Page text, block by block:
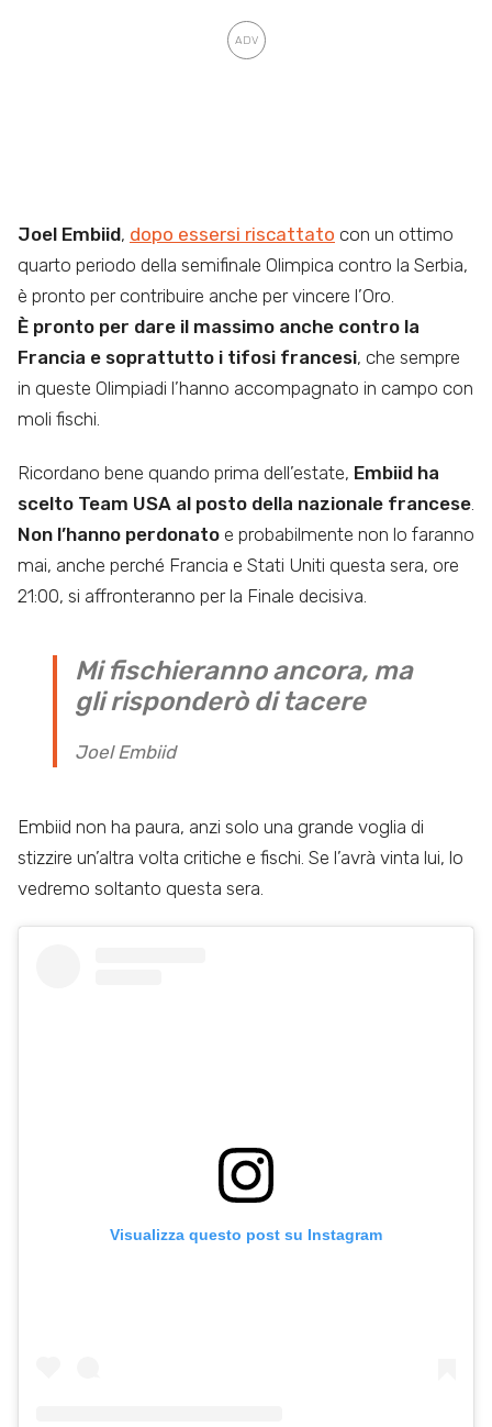
Joel Embiid, dopo essersi riscattato con un ottimo
quarto periodo della semifinale Olimpica contro la Serbia,
è pronto per contribuire anche per vincere l’Oro.
È pronto per dare il massimo anche contro la
Francia e soprattutto i tifosi francesi, che sempre
in queste Olimpiadi l’hanno accompagnato in campo con
moli fischi.
Ricordano bene quando prima dell’estate, Embiid ha
scelto Team USA al posto della nazionale francese
Non l’hanno perdonato e probabilmente non lo faranno
mai, anche perché Francia e Stati Uniti questa sera, ore
21:00, si affronteranno per la Finale decisiva.
Mi fischieranno ancora, ma
gli risponderò di tacere
Joel Embiid
Embiid non ha paura, anzi solo una grande voglia di
stizzire un’altra volta critiche e fischi. Se l’avrà vinta lui, lo
vedremo soltanto questa sera.
Visualizza questo post su Instagram